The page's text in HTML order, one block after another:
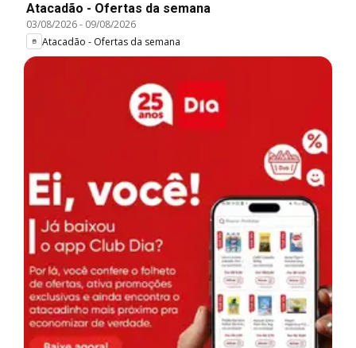
Atacadão - Ofertas da semana
03/08/2026- 09/08/2026
Atacadão - Ofertas da semana